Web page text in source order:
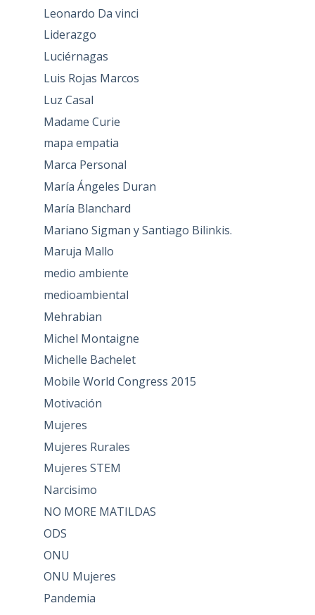
Leonardo Da vinci
Liderazgo
Luciérnagas
Luis Rojas Marcos
Luz Casal
Madame Curie
mapa empatia
Marca Personal
María Ángeles Duran
María Blanchard
Mariano Sigman y Santiago Bilinkis.
Maruja Mallo
medio ambiente
medioambiental
Mehrabian
Michel Montaigne
Michelle Bachelet
Mobile World Congress 2015
Motivación
Mujeres
Mujeres Rurales
Mujeres STEM
Narcisimo
NO MORE MATILDAS
ODS
ONU
ONU Mujeres
Pandemia